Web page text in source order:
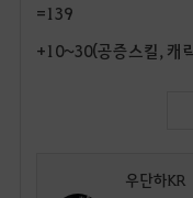
=139
+10~30(공증스킬, 캐
우단하KR